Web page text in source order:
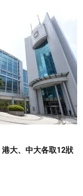
大、中大各取12狀